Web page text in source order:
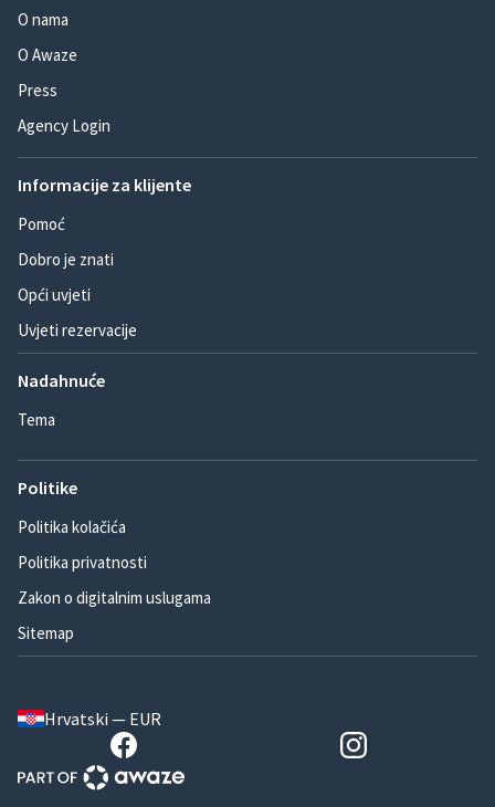
O nama
O Awaze
Press
Agency Login
Informacije za klijente
Pomoć
Dobro je znati
Opći uvjeti
Uvjeti rezervacije
Nadahnuće
Tema
Politike
Politika kolačića
Politika privatnosti
Zakon o digitalnim uslugama
Sitemap
Hrvatski — EUR